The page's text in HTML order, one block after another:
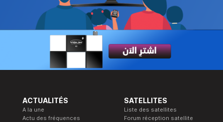
ACTUALITÉS
A la une
Actu des fréquences
SATELLITES
Liste des satellites
Forum réception satellite